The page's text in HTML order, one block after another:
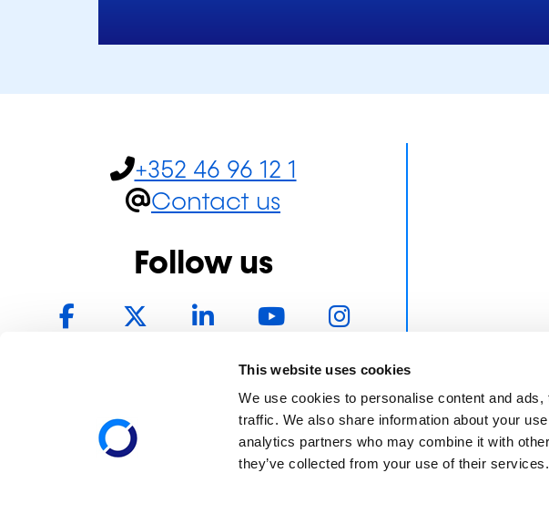
This website uses cookies
We use cookies to personalise content and
traffic. We also share information about your
analytics partners who may combine it with
they’ve collected from your use of their services.
+352 46 96 12 1
Contact us
Follow us
FacebookTwitter LinkedInYouTube
Adresse